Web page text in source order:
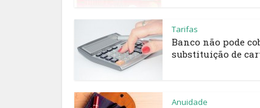
Tarifas
Banco não pode
substituição de
Anuidade